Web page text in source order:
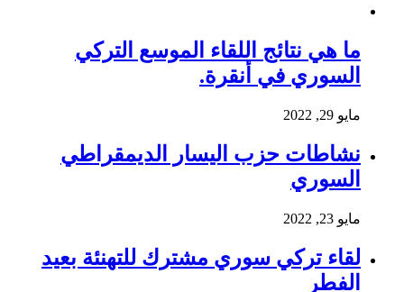
ما هي نتائج اللقاء الموسع التركي
السوري في أنقرة.
مايو 29, 2022
نشاطات حزب اليسار الديمقراطي
السوري
مايو 23, 2022
لقاء تركي سوري مشترك للتهنئة بعيد
الفطر